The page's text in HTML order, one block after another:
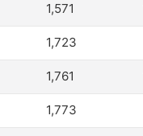
1,571
1,723
1,761
1,773